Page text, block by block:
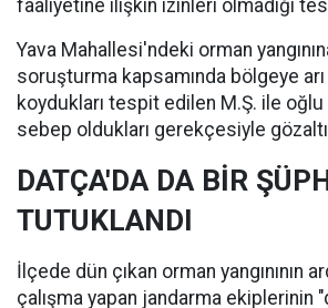
faaliyetine ilişkin izinleri olmadığı
Yava Mahallesi'ndeki orman
soruşturma kapsamında bölgeye arı
koydukları tespit edilen M.Ş. ile oğlu
sebep oldukları gerekçesiyle
DATÇA'DA DA BİR
TUTUKLANDI
İlçede dün çıkan orman yangınının
çalışma yapan jandarma ekiplerinin